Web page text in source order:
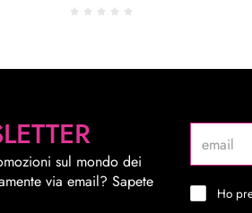
sul mondo dei
via email? Sapete
Ho